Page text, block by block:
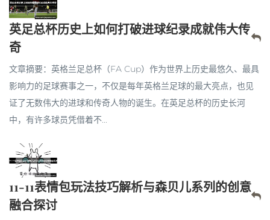
英足总杯历史上如何打破进球纪录成就伟大传
奇
文章摘要：英格兰足总杯（FA Cup）作为世界上历史最悠久、最具
影响力的足球赛事之一，不仅是每年英格兰足球的最大亮点，也见
证了无数伟大的进球和传奇人物的诞生。在英足总杯的历史长河
中，有许多球员凭借着不...
11-11表情包玩法技巧解析与森贝儿系列的创意
融合探讨